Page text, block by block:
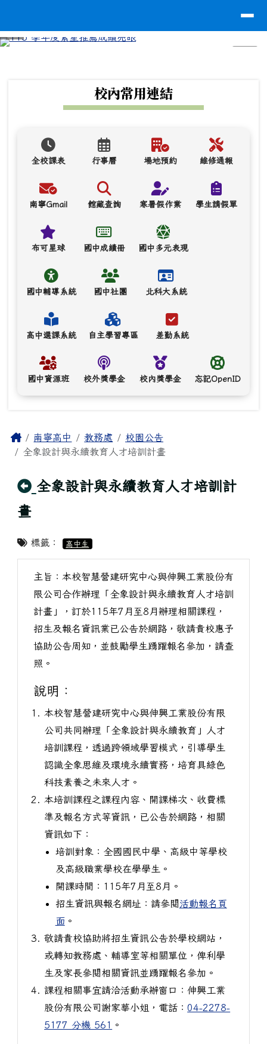
校內常用連結
全校課表 行事曆 場地預約 維修通報
南寧Gmail 館藏查詢 寒暑假作業 學生請假單
布可星球 國中成績冊 國中多元表現
國中輔導系統 國中社團 北科大系統
高中選課系統 自主學習專區 差勤系統
國中資源班 校外獎學金 校內獎學金 忘記OpenID
主內容區域
Home南寧高中 教務處
校園公告
全象設計與永續教育人才培訓計畫
回上頁
全象設計與永續教育人才培訓計
畫
標籤： 高中生
主旨：本校智慧營建研究中心與伸興工業股份有
限公司合作辦理「全象設計與永續教育人才培訓
計畫」，訂於115年7月至8月辦理相關課程，
招生及報名資訊業已公告於網路，敬請貴校惠予
協助公告周知，並鼓勵學生踴躍報名參加，請查
照。
說明：
本校智慧營建研究中心與伸興工業股份有限
公司共同辦理「全象設計與永續教育」人才
培訓課程，透過跨領域學習模式，引導學生
認識全象思維及環境永續實務，培育具綠色
科技素養之未來人才。
本培訓課程之課程內容、開課梯次、收費標
準及報名方式等資訊，已公告於網路，相關
資訊如下：
培訓對象：全國國民中學、高級中等學校
及高級職業學校在學學生。
開課時間：115年7月至8月。
招生資訊與報名網址：請參閱 活動報名頁
面。
敬請貴校協助將招生資訊公告於學校網站，
或轉知教務處、輔導室等相關單位，俾利學
生及家長參閱相關資訊並踴躍報名參加。
課程相關事宜請洽活動承辦窗口：伸興工業
股份有限公司謝家華小姐，電話：04-2278-
5177 分機 561
。